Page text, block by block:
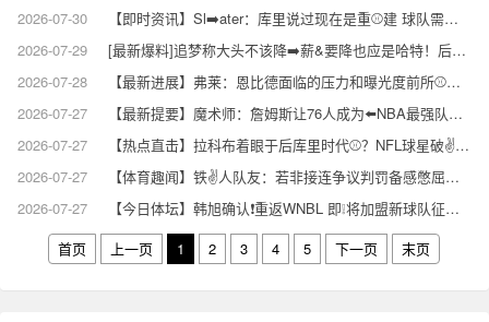
2026-07-30
【即时资讯】Sl➡️ater：库里说过现在是重⚾建 球队需先养成冠军的习惯再谈争冠
2026-07-29
[最新爆料]追梦称大头不该降➡️薪&要降也应是哈特！后者回应：少盯着别⚽人钱包
2026-07-28
【最新进展】弗莱：恩比德面临的压力和曝光度前所⚾未有 在老詹身边他不敢偷懒
2026-07-27
【最新提要】魔术师：詹姆斯让76人成为⬅️NBA最强队之一 也是尼⭐克斯东部最大威胁⚽
2026-07-27
【热点直击】拉科布着眼于后库里时代⚾？NFL球星破✌️防：老子不当勇士球迷了⬆️！
2026-07-27
【体育趣闻】铁✌️人队友：若非接连争议判罚备感憋屈，姆本扎绝不会做冲⭐动举动
2026-07-27
【今日体坛】韩旭确认❗重返WNBL 即❕将加盟新球队征战 2026-27赛季
首页
上一页 1 2 3 4 5 下一页 末页